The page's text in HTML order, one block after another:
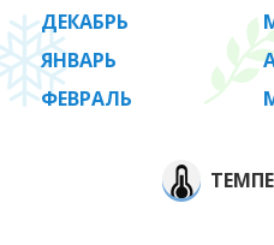
ДЕКАБРЬ
ЯНВАРЬ
ФЕВРАЛЬ